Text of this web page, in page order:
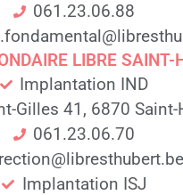
061.23.06.88
LIBRE SAINT-
Implantation IND
Gilles 41, 6870 Saint-
061.23.06.70
Implantation ISJ